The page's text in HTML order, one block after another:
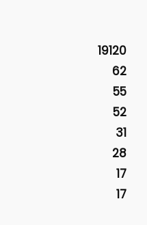
19120
62
55
52
31
28
17
17